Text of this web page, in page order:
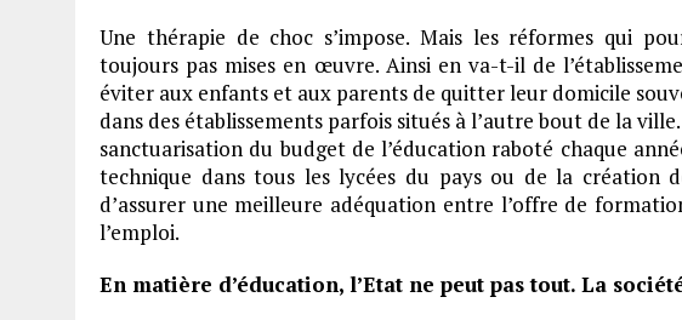
Une thérapie de choc s’impose. Mais les réformes qui
toujours pas mises en œuvre. Ainsi en va-t-il de
éviter aux enfants et aux parents de quitter leur domicile
dans des établissements parfois situés à l’autre bout de la
sanctuarisation du budget de l’éducation raboté chaque
technique dans tous les lycées du pays ou de la création
d’assurer une meilleure adéquation entre l’offre de
l’emploi.
En matière d’éducation, l’Etat ne peut pas tout. La